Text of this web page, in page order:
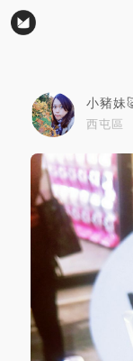
小豬妹
西屯區